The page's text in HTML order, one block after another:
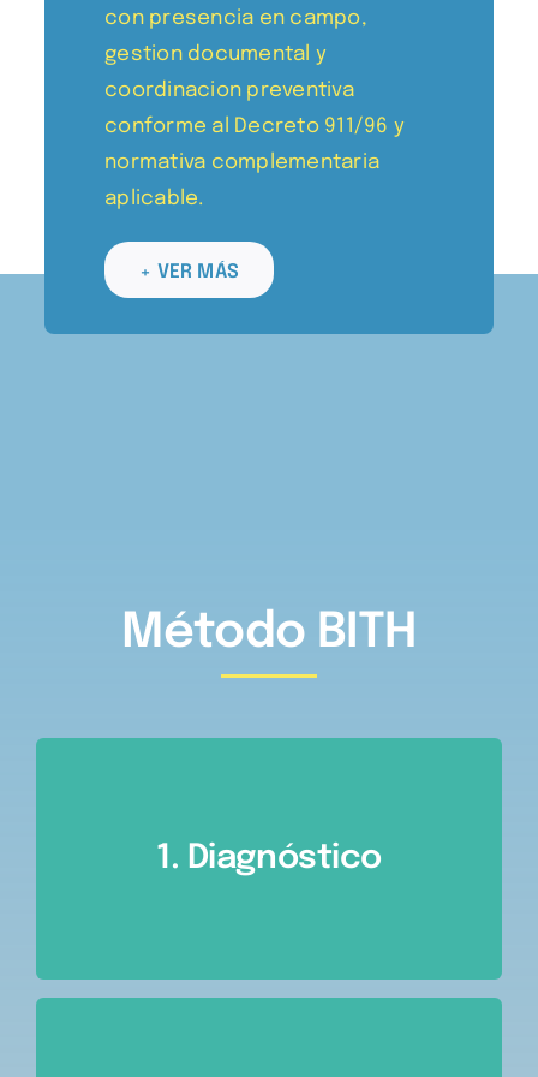
con presencia en campo,
gestion documental y
coordinacion preventiva
conforme al Decreto 911/96 y
normativa complementaria
aplicable.
+ VER MÁS
Método BITH
1. Diagnóstico
consectetur adipiscing elit, sed do